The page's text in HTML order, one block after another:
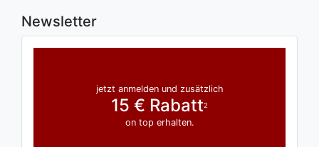
Newsletter
jetzt anmelden und zusätzlich
15 € Rabatt2
on top erhalten.